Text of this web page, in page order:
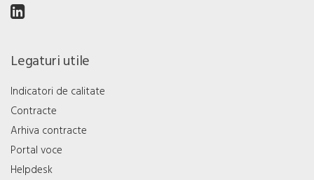
Legaturi utile
Indicatori de calitate
Contracte
Arhiva contracte
Portal voce
Helpdesk